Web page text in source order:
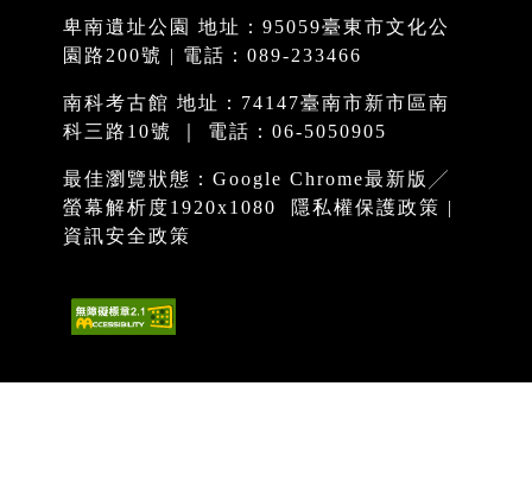
卑南遺址公園 地址：95059臺東市文化公
園路200號 | 電話：089-233466
南科考古館 地址：74147臺南市新市區南
科三路10號 ｜ 電話：06-5050905
最佳瀏覽狀態：Google Chrome最新版╱
螢幕解析度1920x1080
隱私權保護政策 |
資訊安全政策